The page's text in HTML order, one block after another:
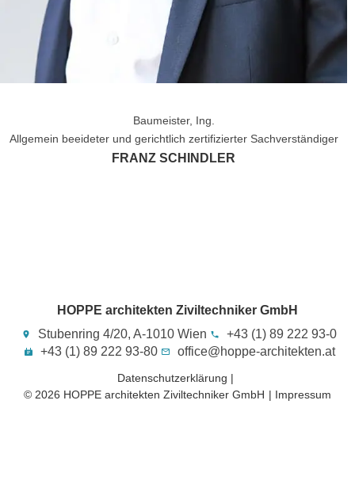
Baumeister, Ing.
Allgemein beeideter und gerichtlich zertifizierter Sachverständiger
FRANZ SCHINDLER
HOPPE architekten Ziviltechniker GmbH
Stubenring 4/20, A-1010 Wien
+43 (1) 89 222 93-0
+43 (1) 89 222 93-80
office@hoppe-architekten.at
Datenschutzerklärung |
© 2026 HOPPE architekten Ziviltechniker GmbH​ | Impressum